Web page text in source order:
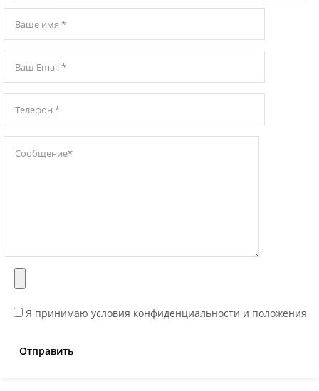
Я принимаю условия конфиденциальности и положения